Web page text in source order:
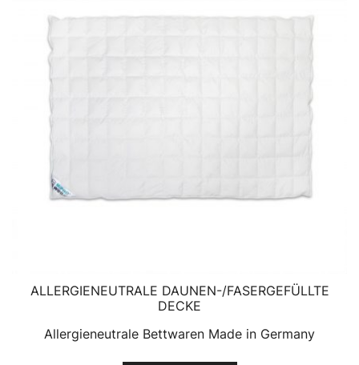
ALLERGIENEUTRALE DAUNEN-/FASERGEFÜLLTE
DECKE
Allergieneutrale Bettwaren Made in Germany